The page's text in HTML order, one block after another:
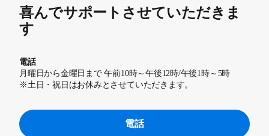
喜んでサポートさせていただきま
す
電話
月曜日から金曜日まで 午前10時～午後12時/午後1時～5時
※土日・祝日はお休みとさせていただきます。
電話